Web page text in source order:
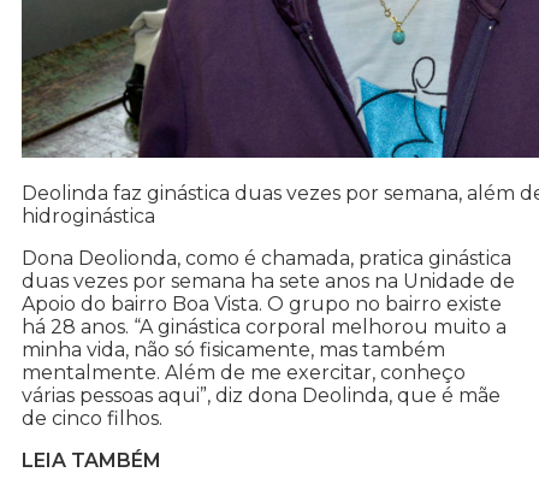
Deolinda faz ginástica duas vezes por semana, além
hidroginástica
Dona Deolionda, como é chamada, pratica ginástica
duas vezes por semana ha sete anos na Unidade de
Apoio do bairro Boa Vista. O grupo no bairro existe
há 28 anos. “A ginástica corporal melhorou muito a
minha vida, não só fisicamente, mas também
mentalmente. Além de me exercitar, conheço
várias pessoas aqui”, diz dona Deolinda, que é mãe
de cinco filhos.
LEIA TAMBÉM